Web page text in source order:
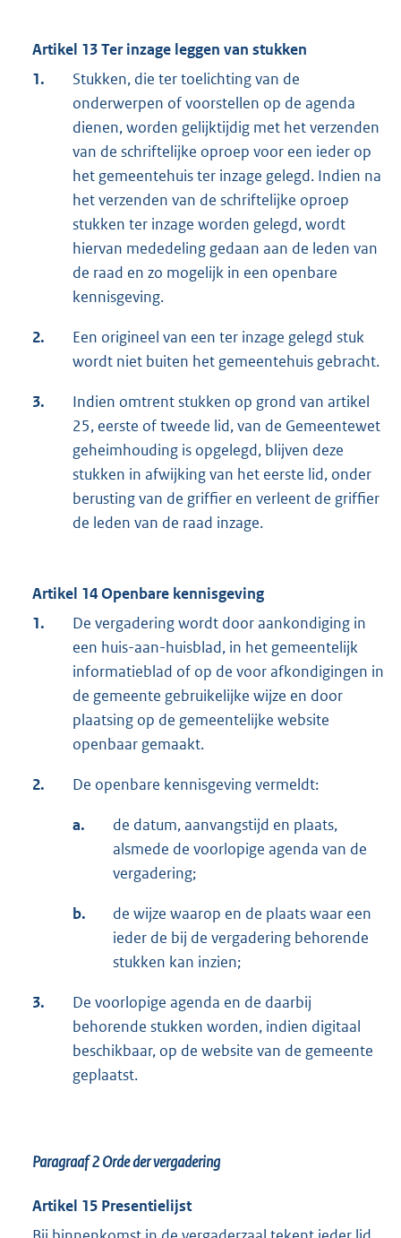
Artikel 13 Ter inzage leggen van stukken
1.
Stukken, die ter toelichting van de
onderwerpen of voorstellen op de agenda
dienen, worden gelijktijdig met het verzenden
van de schriftelijke oproep voor een ieder op
het gemeentehuis ter inzage gelegd. Indien na
het verzenden van de schriftelijke oproep
stukken ter inzage worden gelegd, wordt
hiervan mededeling gedaan aan de leden van
de raad en zo mogelijk in een openbare
kennisgeving.
2.
Een origineel van een ter inzage gelegd stuk
wordt niet buiten het gemeentehuis gebracht.
3.
Indien omtrent stukken op grond van artikel
25, eerste of tweede lid, van de Gemeentewet
geheimhouding is opgelegd, blijven deze
stukken in afwijking van het eerste lid, onder
berusting van de griffier en verleent de griffier
de leden van de raad inzage.
Artikel 14 Openbare kennisgeving
1.
De vergadering wordt door aankondiging in
een huis-aan-huisblad, in het gemeentelijk
informatieblad of op de voor afkondigingen in
de gemeente gebruikelijke wijze en door
plaatsing op de gemeentelijke website
openbaar gemaakt.
2. De openbare kennisgeving vermeldt:
a.
de datum, aanvangstijd en plaats,
alsmede de voorlopige agenda van de
vergadering;
b.
de wijze waarop en de plaats waar een
ieder de bij de vergadering behorende
stukken kan inzien;
3.
De voorlopige agenda en de daarbij
behorende stukken worden, indien digitaal
beschikbaar, op de website van de gemeente
geplaatst.
Paragraaf 2Orde der vergadering
Artikel 15 Presentielijst